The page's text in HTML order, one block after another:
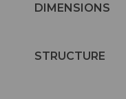
DIMENSIONS
STRUCTURE